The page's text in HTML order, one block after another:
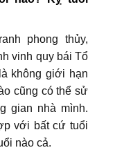
phong thủy,
vinh quy bái Tổ
không giới hạn
cũng có thể sử
gian nhà mình.
với bất cứ tuổi
nào cả.